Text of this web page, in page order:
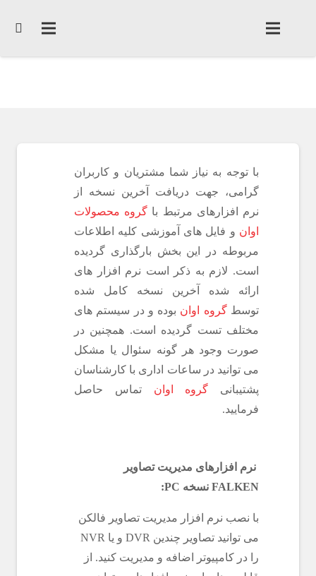
با توجه به نیاز شما مشتریان و کاربران
گرامی، جهت دریافت آخرین نسخه از
نرم افزارهای مرتبط با گروه محصولات
اوان و فایل های آموزشی کلیه اطلاعات
مربوطه در این بخش بارگذاری گردیده
است. لازم به ذکر است نرم افزار های
ارائه شده آخرین نسخه کامل شده
توسطگروه اوان بوده و در سیستم های
مختلف تست گردیده است. همچنین در
صورت وجود هر گونه سئوال یا مشکل
می توانید در ساعات اداری با کارشناسان
پشتیبانی گروه اوان تماس حاصل
فرمایید.
نرم افزارهای مدیریت تصاویر
FALKEN نسخه PC:
با نصب نرم افزار مدیریت تصاویر فالکن
می توانید تصاویر چندین DVR و یا NVR
را در کامپیوتر اضافه و مدیریت کنید. از